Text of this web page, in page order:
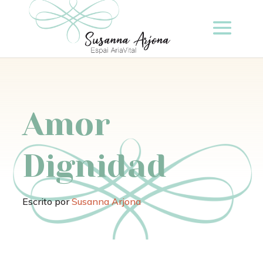
Amor
Dignidad
Escrito porSusanna Arjona